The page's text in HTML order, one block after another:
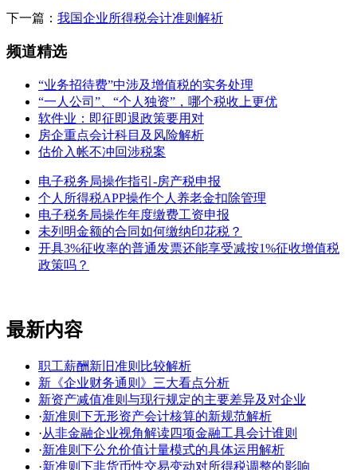
下一篇： 我国企业所得税会计准则解祈
频道精选
“业务招待费”中涉及增值税的实务处理
“一人公司”、“个人独资”，哪个税收上更优
软件业：即征即退政策要用对
房企重点会计科目及风险解析
估价入帐不冲回涉税案
电子税务局操作指引-房产税申报
个人所得税APP操作个人养老金扣除管理
电子税务局操作年度缴费工资申报
未列明金额的合同如何缴纳印花税？
开具3%征收率的普通发票还能享受减按1%征收增值税
政策吗？
最新内容
职工薪酬新旧准则比较解析
新《企业财务通则》三大看点分析
新资产减值准则与现行规定的主要差异及对企业
·新准则下无形资产会计核算的新规范解析
·从非金融企业视角解读四项金融工具会计谁则
·新准则下公允价值计量模式的具体运用解析
·新准则下非货币性交易变动对所得税调整的影响